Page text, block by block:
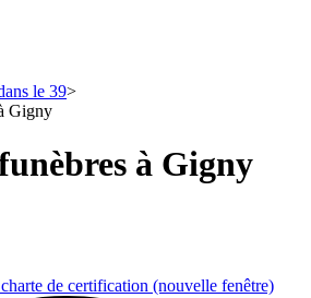
le 39
Gigny
à Gigny
de certification (nouvelle fenêtre)